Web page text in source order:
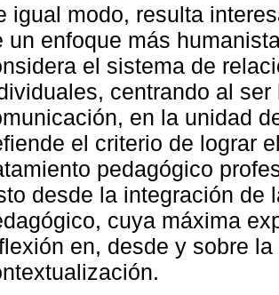
igual modo, resulta
un enfoque más
el sistema de
centrando al
en la unidad
el criterio de lograr
pedagógico
desde la integración de
cuya máxima
en, desde y sobre